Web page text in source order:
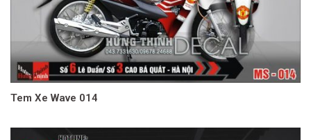
Tem Xe Wave 014